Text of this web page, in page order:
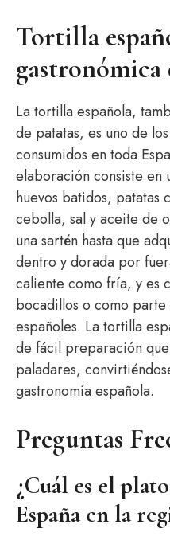
Tortilla
gastronómica
La tortilla española,
de patatas, es uno de
consumidos en toda
elaboración consiste en
huevos batidos, patatas
cebolla, sal y aceite de
una sartén hasta que
dentro y dorada por
caliente como fría, y es
bocadillos o como
españoles. La tortilla
de fácil preparación
paladares,
gastronomía española.
Preguntas
¿Cuál es el
España en la